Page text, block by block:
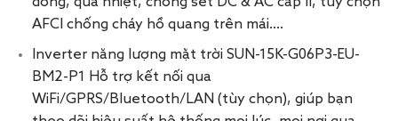
AFCI chống cháy hồ quang trên mái….
Inverter năng lượng mặt trời SUN-15K-G06P3-EU-
BM2-P1 Hỗ trợ kết nối qua
WiFi/GPRS/Bluetooth/LAN (tùy chọn), giúp bạn